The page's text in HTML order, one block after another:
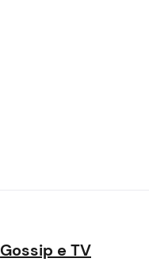
Gossip e TV